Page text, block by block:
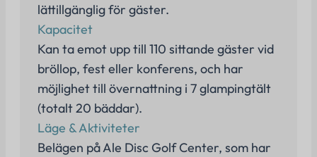
lättillgänglig för gäster.
Kapacitet
Kan ta emot upp till 110 sittande gäster vid
bröllop, fest eller konferens, och har
möjlighet till övernattning i 7 glampingtält
(totalt 20 bäddar).
Läge & Aktiviteter
Belägen på Ale Disc Golf Center, som har